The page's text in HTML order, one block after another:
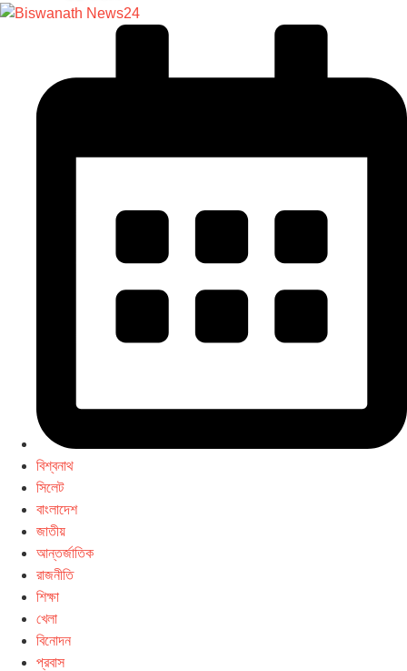
বিশ্বনাথ
সিলেট
বাংলাদেশ
জাতীয়
আন্তর্জাতিক
রাজনীতি
শিক্ষা
খেলা
বিনোদন
প্রবাস